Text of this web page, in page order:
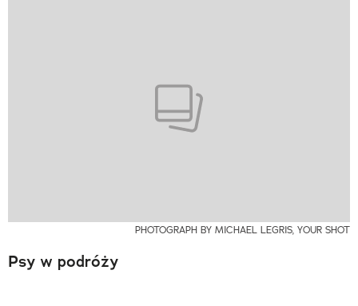
PHOTOGRAPH BY MICHAEL LEGRIS, YOUR SHOT
Psy w podróży